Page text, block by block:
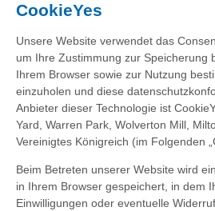
CookieYes
Unsere Website verwendet das
um Ihre Zustimmung zur Speicherung
Ihrem Browser sowie zur Nutzung
einzuholen und diese
Anbieter dieser Technologie ist
Yard, Warren Park, Wolverton Mill,
Vereinigtes Königreich (im Folgenden
Beim Betreten unserer Website wird
in Ihrem Browser gespeichert, in dem
Einwilligungen oder eventuelle